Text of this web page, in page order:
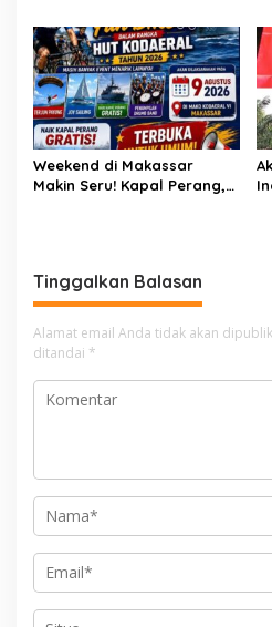
Hutan, Jaga Kehidupan
Weekend di Makassar
Makin Seru! Kapal Perang,
Tinggalkan Balasan
Alamat email Anda tidak akan
ditandai *